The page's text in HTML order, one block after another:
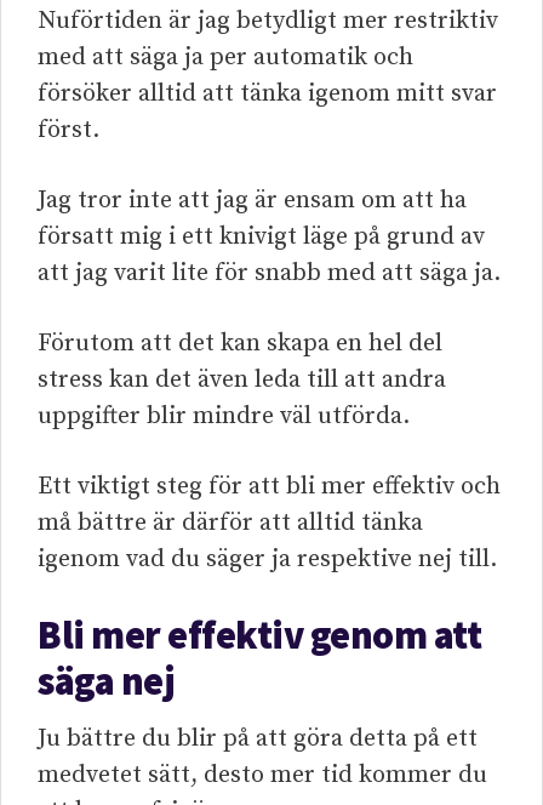
Nuförtiden är jag betydligt mer restriktiv
med att säga ja per automatik och
försöker alltid att tänka igenom mitt svar
först.
Jag tror inte att jag är ensam om att ha
försatt mig i ett knivigt läge på grund av
att jag varit lite för snabb med att säga ja.
Förutom att det kan skapa en hel del
stress kan det även leda till att andra
uppgifter blir mindre väl utförda.
Ett viktigt steg för att bli mer effektiv och
må bättre är därför att alltid tänka
igenom vad du säger ja respektive nej till.
Bli mer effektiv genom att
säga nej
Ju bättre du blir på att göra detta på ett
medvetet sätt, desto mer tid kommer du